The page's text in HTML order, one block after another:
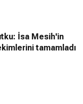
İsa Mesih'in
tamamladı